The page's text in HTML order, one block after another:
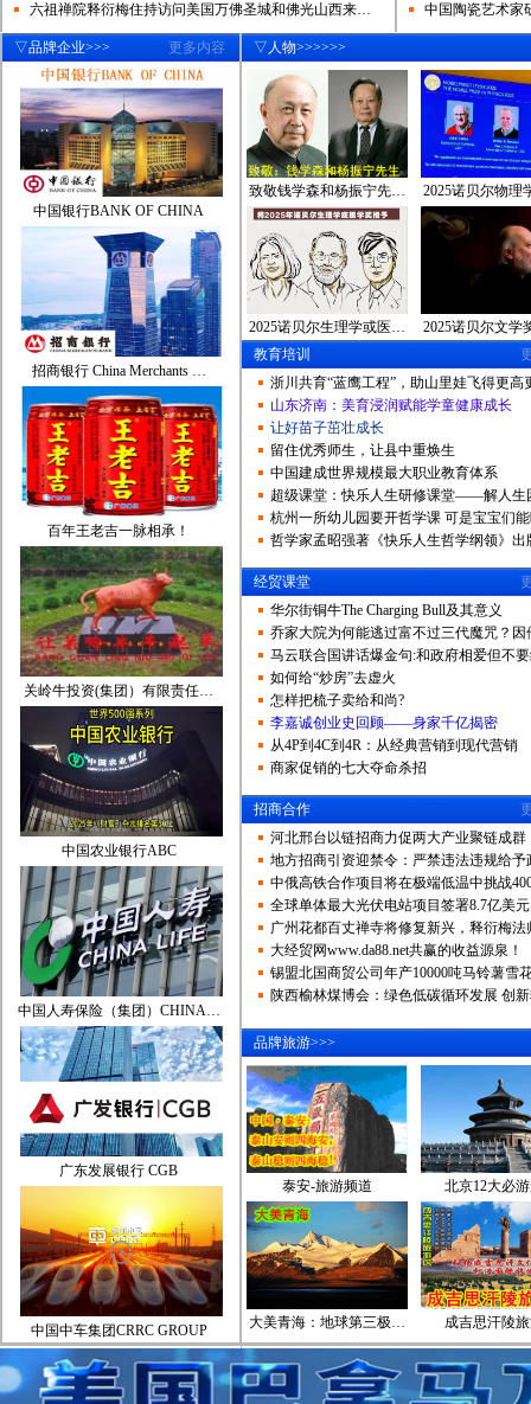
解读农村土地流转意
民法典要成“百姓权利
孟昭强哲学三大宣言
习近平主席：中国式
政府收费要给企业明
快乐人生哲学——和
六祖禅院释衍梅住持访问美国万佛圣城和佛光山西来…
中国陶瓷艺术家
▽品牌企业>>> 更多内容
中国银行BANK OF CHINA
招商银行 China Merchants …
百年王老吉一脉相承！
关岭牛投资(集团）有限责任…
中国农业银行ABC
中国人寿保险（集团）CHINA…
广东发展银行 CGB
中国中车集团CRRC GROUP
▽人物>>>>>>
致敬钱学森和杨振宁先… 2025诺贝尔物
2025诺贝尔生理学或医…
2025诺贝尔文
教育培训
浙川共育“蓝鹰工程”，助山里娃飞得更
山东济南：美育浸润赋能学童健康成长
让好苗子茁壮成长
留住优秀师生，让县中重焕生
中国建成世界规模最大职业教育体系
超级课堂：快乐人生研修课堂——解人
杭州一所幼儿园要开哲学课 可是宝宝们
哲学家孟昭强著《快乐人生哲学纲领》出
经贸课堂
华尔街铜牛The Charging Bull及其意义
乔家大院为何能逃过富不过三代魔咒？
马云联合国讲话爆金句:和政府相爱但不
如何给“炒房”去虚火
怎样把梳子卖给和尚?
李嘉诚创业史回顾——身家千亿揭密
从4P到4C到4R：从经典营销到现代营销
商家促销的七大夺命杀招
招商合作
河北邢台以链招商力促两大产业聚链成群
地方招商引资迎禁令：严禁违法违规给
中俄高铁合作项目将在极端低温中挑战
全球单体最大光伏电站项目签署8.7亿美
广州花都百丈禅寺将修复新兴，释衍梅
大经贸网www.da88.net共赢的收益源泉！
锡盟北国商贸公司年产10000吨马铃薯雪
陕西榆林煤博会：绿色低碳循环发展 创
品牌旅游>>>
泰安-旅游频道 北京12大必
大美青海：地球第三极… 成吉思汗陵